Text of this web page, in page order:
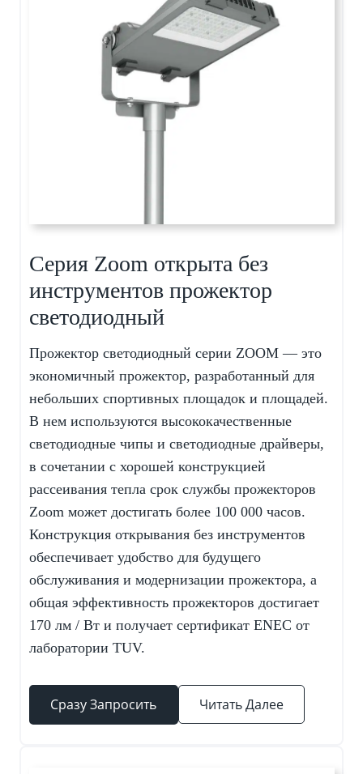
Серия Zoom открыта без
инструментов прожектор
светодиодный
Прожектор светодиодный серии ZOOM — это
экономичный прожектор, разработанный для
небольших спортивных площадок и площадей.
В нем используются высококачественные
светодиодные чипы и светодиодные драйверы,
в сочетании с хорошей конструкцией
рассеивания тепла срок службы прожекторов
Zoom может достигать более 100 000 часов.
Конструкция открывания без инструментов
обеспечивает удобство для будущего
обслуживания и модернизации прожектора, а
общая эффективность прожекторов достигает
170 лм / Вт и получает сертификат ENEC от
лаборатории TUV.
Сразу Запросить Читать Далее